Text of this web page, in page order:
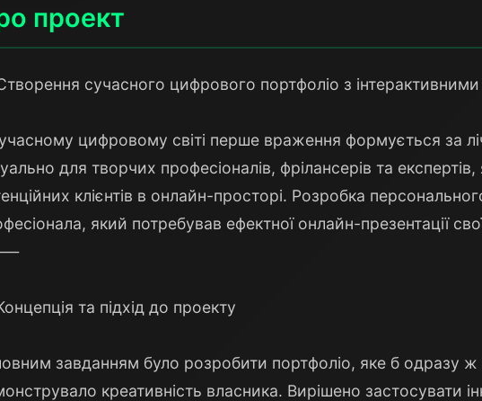
проект
сучасного цифрового портфоліо з
цифровому світі перше враження формується за
для творчих професіоналів, фрілансерів та
клієнтів в онлайн-просторі. Розробка
який потребував ефектної онлайн-презентації
та підхід до проекту
завданням було розробити портфоліо, яке б одразу ж
креативність власника. Вирішено застосувати